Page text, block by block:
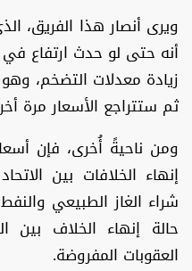
ويرى أنصار هذا الفريق،
أنه حتى لو حدث ارتفاع
زيادة معدلات التضخم،
ثم ستتراجع الأسعار مرة
ومن ناحيةً أُخرى، فإن
إنهاء الخلافات بين
شراء الغاز الطبيعي
حالة إنهاء الخلاف بين
العقوبات المفروضة.